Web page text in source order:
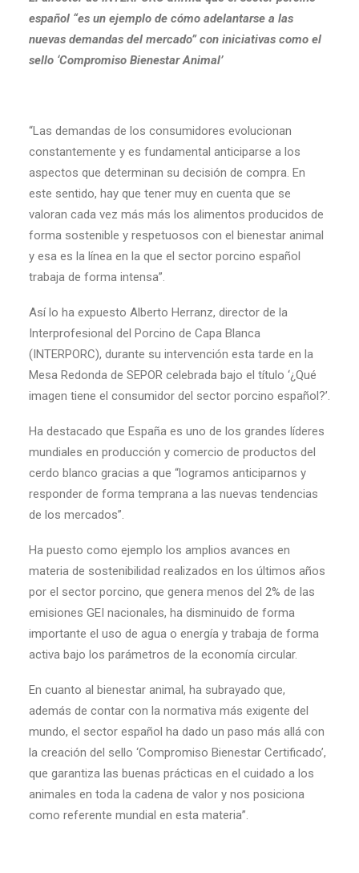
español “es un ejemplo de cómo adelantarse a las
nuevas demandas del mercado” con iniciativas como el
sello ‘Compromiso Bienestar Animal’
“Las demandas de los consumidores evolucionan
constantemente y es fundamental anticiparse a los
aspectos que determinan su decisión de compra. En
este sentido, hay que tener muy en cuenta que se
valoran cada vez más más los alimentos producidos de
forma sostenible y respetuosos con el bienestar animal
y esa es la línea en la que el sector porcino español
trabaja de forma intensa”.
Así lo ha expuesto Alberto Herranz, director de la
Interprofesional del Porcino de Capa Blanca
(INTERPORC), durante su intervención esta tarde en la
Mesa Redonda de SEPOR celebrada bajo el título ‘¿Qué
imagen tiene el consumidor del sector porcino español?’.
Ha destacado que España es uno de los grandes líderes
mundiales en producción y comercio de productos del
cerdo blanco gracias a que “logramos anticiparnos y
responder de forma temprana a las nuevas tendencias
de los mercados”.
Ha puesto como ejemplo los amplios avances en
materia de sostenibilidad realizados en los últimos años
por el sector porcino, que genera menos del 2% de las
emisiones GEI nacionales, ha disminuido de forma
importante el uso de agua o energía y trabaja de forma
activa bajo los parámetros de la economía circular.
En cuanto al bienestar animal, ha subrayado que,
además de contar con la normativa más exigente del
mundo, el sector español ha dado un paso más allá con
la creación del sello ‘Compromiso Bienestar Certificado’,
que garantiza las buenas prácticas en el cuidado a los
animales en toda la cadena de valor y nos posiciona
como referente mundial en esta materia”.